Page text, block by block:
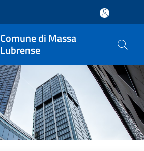
Comune di Massa
Lubrense